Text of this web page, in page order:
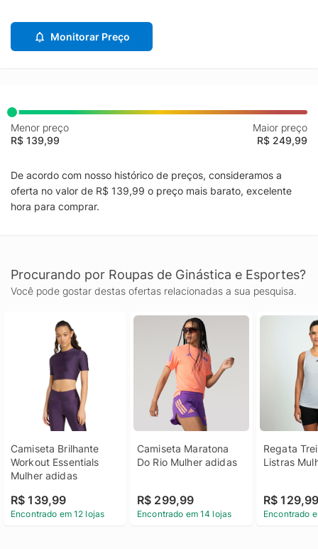
Monitorar Preço
Menor preço
R$ 139,99
Maior preço
R$ 249,99
De acordo com nosso histórico de preços, consideramos a
oferta no valor de R$ 139,99 o preço mais barato, excelente
hora para comprar.
Procurando por Roupas de Ginástica e Esportes?
Você pode gostar destas ofertas relacionadas a sua pesquisa.
Camiseta Brilhante
Workout Essentials
Mulher adidas
R$ 139,99
Encontrado em 12 lojas
Camiseta Maratona
Do Rio Mulher adidas
R$ 299,99
Encontrado em 14 lojas
Regata
Listras
R$
Encontrado